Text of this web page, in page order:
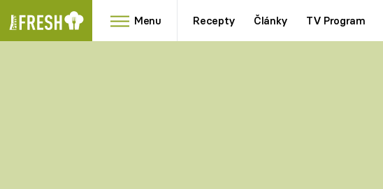
Menu Recepty Články TV Program